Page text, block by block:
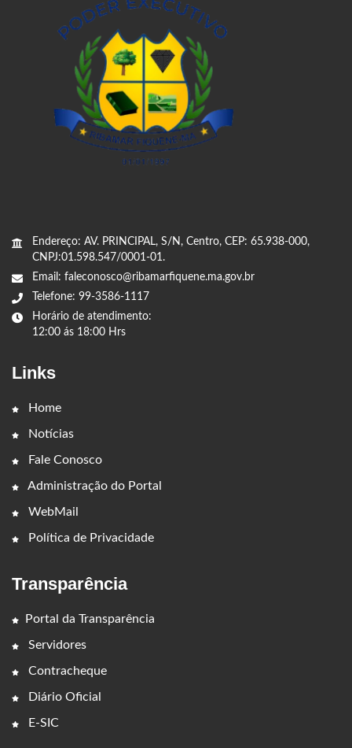
Endereço: AV. PRINCIPAL, S/N, Centro, CEP: 65.938-000,
CNPJ:01.598.547/0001-01.
Email: faleconosco@ribamarfiquene.ma.gov.br
Telefone: 99-3586-1117
Horário de atendimento:
12:00 ás 18:00 Hrs
Links
Home
Notícias
Fale Conosco
Administração do Portal
WebMail
Política de Privacidade
Transparência
Portal da Transparência
Servidores
Contracheque
Diário Oficial
E-SIC